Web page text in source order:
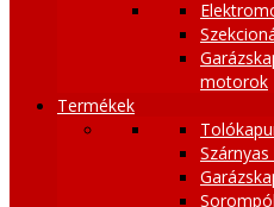
motorok
Termékek